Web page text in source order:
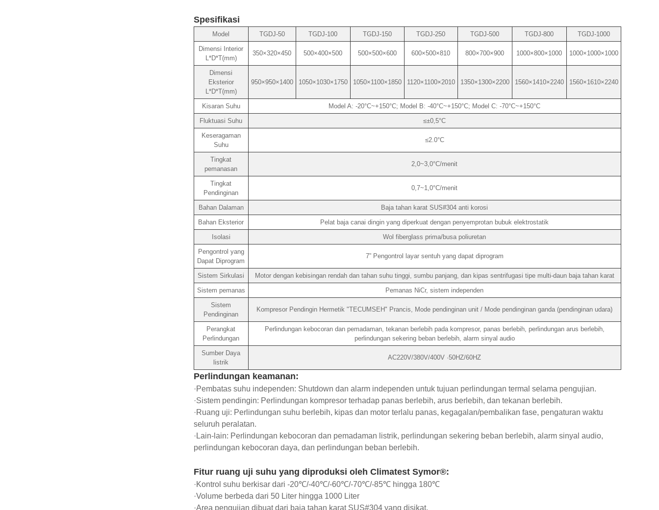
Spesifikasi
Model TGDJ-50 TGDJ-100 TGDJ-150 TGDJ-250 TGDJ-500 TGDJ-800
TGDJ-1000
Dimensi Interior
L*D*T(mm)
350×320×450 500×400×500 500×500×600 600×500×810 800×700×900 1000×800×1000 1000×1000×1000
Dimensi
Eksterior
L*D*T(mm)
950×950×1400 1050×1030×1750 1050×1100×1850 1120×1100×2010 1350×1300×2200 1560×1410×2240 1560×1610×2240
Kisaran Suhu
Model A: -20°C~+150°C; Model B: -40°C~+150°C; Model C: -70°C~+150°C
Fluktuasi Suhu
≤±0,5°C
Keseragaman
Suhu
≤2.0°C
Tingkat
pemanasan
2,0~3,0°C/menit
Tingkat
Pendinginan
0,7~1,0°C/menit
Bahan Dalaman
Baja tahan karat SUS#304 anti korosi
Bahan Eksterior
Pelat baja canai dingin yang diperkuat dengan penyemprotan bubuk elektrostatik
Isolasi
Wol fiberglass prima/busa poliuretan
Pengontrol yang
Dapat Diprogram
7” Pengontrol layar sentuh yang dapat diprogram
Sistem Sirkulasi
Motor dengan kebisingan rendah dan tahan suhu tinggi, sumbu panjang, dan kipas sentrifugasi tipe multi-daun baja tahan karat
Sistem pemanas
Pemanas NiCr, sistem independen
Sistem
Pendinginan
Kompresor Pendingin Hermetik "TECUMSEH" Prancis, Mode pendinginan unit / Mode pendinginan ganda (pendinginan udara)
Perangkat
Perlindungan
Perlindungan kebocoran dan pemadaman, tekanan berlebih pada kompresor, panas berlebih, perlindungan arus berlebih,
perlindungan sekering beban berlebih, alarm sinyal audio
Sumber Daya
listrik
AC220V/380V/400V ·50HZ/60HZ
Perlindungan keamanan:
·Pembatas suhu independen: Shutdown dan alarm independen untuk tujuan perlindungan termal selama pengujian.
·Sistem pendingin: Perlindungan kompresor terhadap panas berlebih, arus berlebih, dan tekanan berlebih.
·Ruang uji: Perlindungan suhu berlebih, kipas dan motor terlalu panas, kegagalan/pembalikan fase, pengaturan waktu
seluruh peralatan.
·Lain-lain: Perlindungan kebocoran dan pemadaman listrik, perlindungan sekering beban berlebih, alarm sinyal audio,
perlindungan kebocoran daya, dan perlindungan beban berlebih.
Fitur ruang uji suhu yang diproduksi oleh Climatest Symor®:
·Kontrol suhu berkisar dari -20℃/-40℃/-60℃/-70℃/-85℃ hingga 180℃
·Volume berbeda dari 50 Liter hingga 1000 Liter
·Area pengujian dibuat dari baja tahan karat SUS#304 yang disikat.